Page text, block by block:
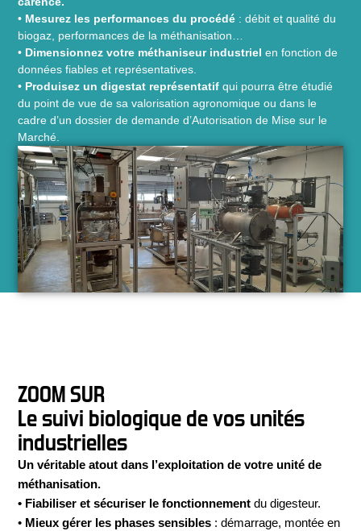
• Mesurez les performances du procédé : débit et qualité du
biogaz, performances de la méthanisation…
• Dimensionnez votre méthaniseur industriel en fonction de
données fiables et représentatives.
• Produisez un digestat représentatif qui pourra être étudié
du point de vue de sa valorisation agronomique ou dans le
cadre d’un dossier de demande d’Autorisation de Mise sur le
Marché.
ZOOM SUR
Le suivi biologique de vos unités
industrielles
Un véritable atout dans l’exploitation de votre unité de
méthanisation.
• Fiabiliser et sécuriser le fonctionnement du digesteur.
• Mieux gérer les phases sensibles : démarrage, montée en